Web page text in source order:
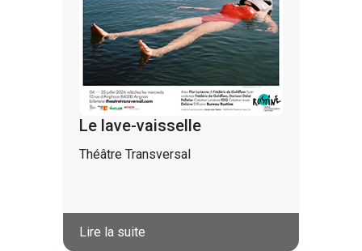
Le lave-vaisselle
Théâtre Transversal
Lire la suite